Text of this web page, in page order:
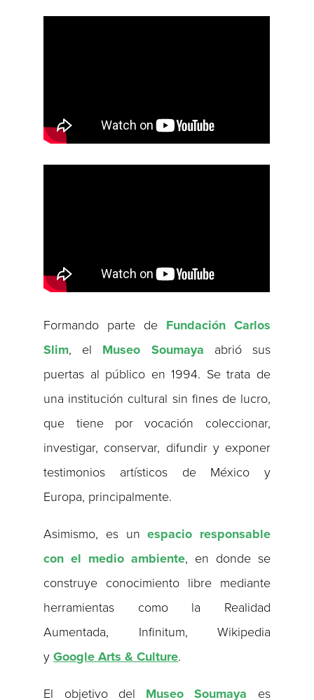
Formando parte de Fundación Carlos
Slim, el Museo Soumaya abrió sus
puertas al público en 1994. Se trata de
una institución cultural sin fines de lucro,
que tiene por vocación coleccionar,
investigar, conservar, difundir y exponer
testimonios artísticos de México y
Europa, principalmente.
Asimismo, es unespacio responsable
con el medio ambiente, en donde se
construye conocimiento libre mediante
herramientas como la Realidad
Aumentada, Infinitum, Wikipedia
yGoogle Arts & Culture.
El objetivo del Museo Soumaya es